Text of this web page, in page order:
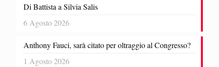
Di Battista a Silvia Salis
6 Agosto 2026
Anthony Fauci, sarà citato per oltraggio al Congresso?
1 Agosto 2026